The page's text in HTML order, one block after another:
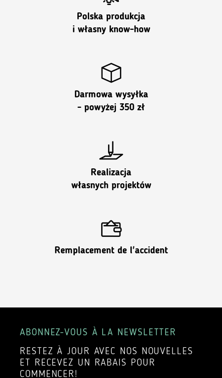
Polska produkcja
i własny know-how
Darmowa wysyłka
- powyżej 350 zł
Realizacja
własnych projektów
Remplacement de l'accident
ABONNEZ-VOUS À LA NEWSLETTER
RESTEZ À JOUR AVEC NOS NOUVELLES
ET RECEVEZ UN RABAIS POUR
COMMENCER!